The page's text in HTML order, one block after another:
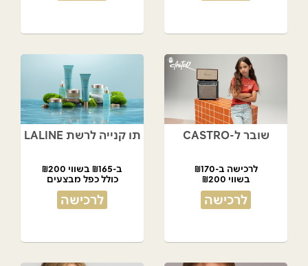
שובר ל-CASTRO
לרכישה ב-₪170
בשווי ₪200
לרכישה
תו קנייה לרשת LALINE
ב-₪165 בשווי ₪200
כולל כפל מבצעים
לרכישה